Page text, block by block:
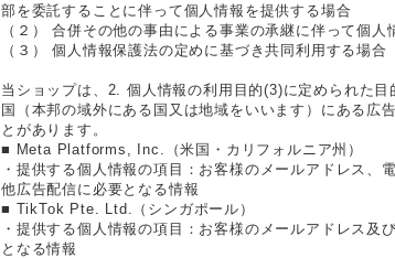
部を委託することに伴って個人情報を提供する場合
（２） 合併その他の事由による事業の承継に伴って個人
（３） 個人情報保護法の定めに基づき共同利用する場合
当ショップは、2. 個人情報の利用目的(3)に定められた
国（本邦の域外にある国又は地域をいいます）にある広
とがあります。
■ Meta Platforms, Inc.（米国・カリフォルニア州）
・提供する個人情報の項目：お客様のメールアドレス、
他広告配信に必要となる情報
■ TikTok Pte. Ltd.（シンガポール）
・提供する個人情報の項目：お客様のメールアドレス及
となる情報